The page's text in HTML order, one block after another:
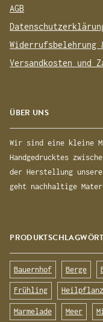
AGB
Widerrufsbelehrung
Versandkosten und
ÜBER UNS
Wir sind eine kleine
Handgedrucktes
der Herstellung
geht nachhaltige
Bauernhof Berge
Frühling
Marmelade Meer